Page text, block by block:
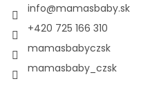
info@mamasbaby.sk
+420 725 166 310
mamasbabyczsk
mamasbaby_czsk